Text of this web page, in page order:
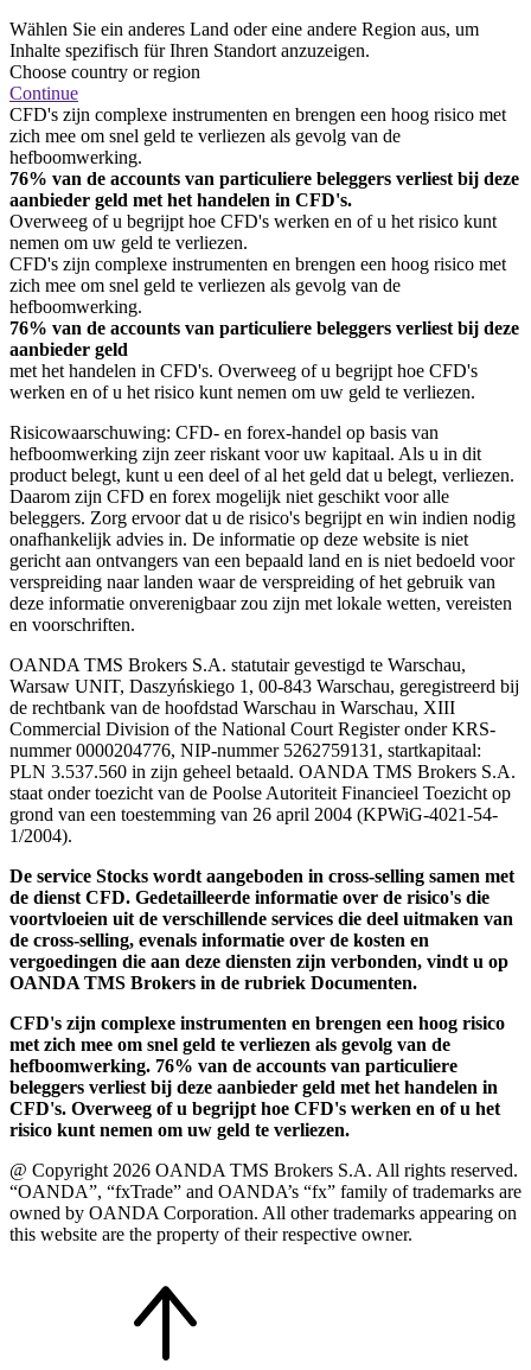
Wählen Sie ein anderes Land oder eine andere Region aus, um
Inhalte spezifisch für Ihren Standort anzuzeigen.
Choose country or region
Continue
CFD's zijn complexe instrumenten en brengen een hoog risico met
zich mee om snel geld te verliezen als gevolg van de
hefboomwerking.
76% van de accounts van particuliere beleggers verliest bij deze
aanbieder geld met het handelen in CFD's.
Overweeg of u begrijpt hoe CFD's werken en of u het risico kunt
nemen om uw geld te verliezen.
CFD's zijn complexe instrumenten en brengen een hoog risico met
zich mee om snel geld te verliezen als gevolg van de
hefboomwerking.
76% van de accounts van particuliere beleggers verliest bij deze
aanbieder geld
met het handelen in CFD's. Overweeg of u begrijpt hoe CFD's
werken en of u het risico kunt nemen om uw geld te verliezen.
Risicowaarschuwing: CFD- en forex-handel op basis van
hefboomwerking zijn zeer riskant voor uw kapitaal. Als u in dit
product belegt, kunt u een deel of al het geld dat u belegt, verliezen.
Daarom zijn CFD en forex mogelijk niet geschikt voor alle
beleggers. Zorg ervoor dat u de risico's begrijpt en win indien nodig
onafhankelijk advies in. De informatie op deze website is niet
gericht aan ontvangers van een bepaald land en is niet bedoeld voor
verspreiding naar landen waar de verspreiding of het gebruik van
deze informatie onverenigbaar zou zijn met lokale wetten, vereisten
en voorschriften.
OANDA TMS Brokers S.A. statutair gevestigd te Warschau,
Warsaw UNIT, Daszyńskiego 1, 00-843 Warschau, geregistreerd bij
de rechtbank van de hoofdstad Warschau in Warschau, XIII
Commercial Division of the National Court Register onder KRS-
nummer 0000204776, NIP-nummer 5262759131, startkapitaal:
PLN 3.537.560 in zijn geheel betaald. OANDA TMS Brokers S.A.
staat onder toezicht van de Poolse Autoriteit Financieel Toezicht op
grond van een toestemming van 26 april 2004 (KPWiG-4021-54-
1/2004).
De service Stocks wordt aangeboden in cross-selling samen met
de dienst CFD. Gedetailleerde informatie over de risico's die
voortvloeien uit de verschillende services die deel uitmaken van
de cross-selling, evenals informatie over de kosten en
vergoedingen die aan deze diensten zijn verbonden, vindt u op
OANDA TMS Brokers in de rubriek Documenten.
CFD's zijn complexe instrumenten en brengen een hoog risico
met zich mee om snel geld te verliezen als gevolg van de
hefboomwerking. 76% van de accounts van particuliere
beleggers verliest bij deze aanbieder geld met het handelen in
CFD's. Overweeg of u begrijpt hoe CFD's werken en of u het
risico kunt nemen om uw geld te verliezen.
@ Copyright 2026 OANDA TMS Brokers S.A. All rights reserved.
“OANDA”, “fxTrade” and OANDA’s “fx” family of trademarks are
owned by OANDA Corporation. All other trademarks appearing on
this website are the property of their respective owner.